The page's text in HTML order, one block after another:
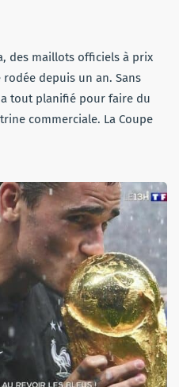
des maillots officiels à prix
depuis un an. Sans
a tout planifié pour faire du
commerciale. La Coupe